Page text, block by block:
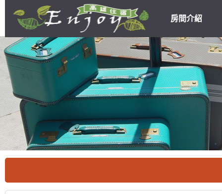
房間介紹
高雄民宿住宿
優惠